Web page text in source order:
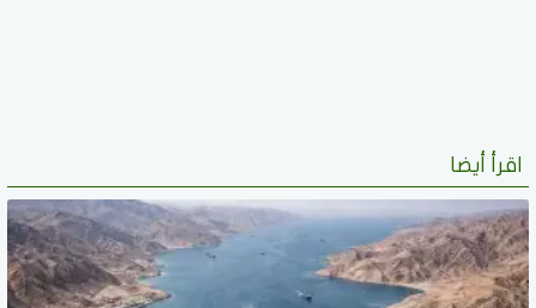
اقرأ أيضا